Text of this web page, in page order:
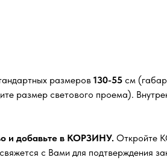
размеров 130-55 см
размер светового проема).
и добавьте в КОРЗИНУ. Откройте
с Вами для подтверждения